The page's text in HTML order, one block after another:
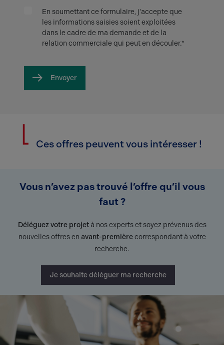
En soumettant ce formulaire, j'accepte que
les informations saisies soient exploitées
dans le cadre de ma demande et de la
relation commerciale qui peut en découler.*
Envoyer
Ces offres peuvent vous intéresser !
Vous n’avez pas trouvé l’offre qu’il vous
faut ?
Déléguez votre projetà nos experts et soyez prévenus des
nouvelles offres en avant-premièrecorrespondant à votre
recherche.
Je souhaite déléguer ma recherche